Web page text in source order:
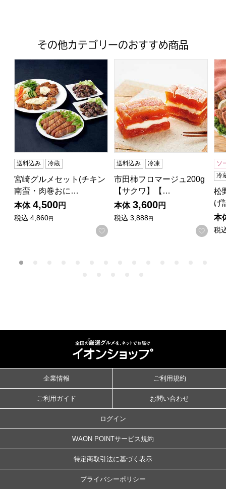
その他カテゴリーのおすすめ商品
宮崎グルメセット(チキン南蛮・肉巻おにぎり棒・鶏もも
送料込み 冷蔵
宮崎グルメセット(チキン
南蛮・肉巻おに…
本体 4,500円
税込 4,860円
お気に入りに登録する
市田柿フロマージュ200g【サ
送料込み 冷凍
市田柿フロマージュ200g
【サクワ】【…
本体 3,600円
税込 3,888円
お気
ソ
冷
松
げ
本
税
企業情報 ご利用規約
ご利用ガイド お問い合わせ
ログイン
WAON POINTサービス規約
特定商取引法に基づく表示
プライバシーポリシー